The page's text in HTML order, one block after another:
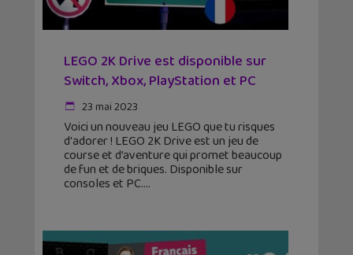
LEGO 2K Drive est disponible sur
Switch, Xbox, PlayStation et PC
23 mai 2023
Voici un nouveau jeu LEGO que tu risques
d'adorer ! LEGO 2K Drive est un jeu de
course et d’aventure qui promet beaucoup
de fun et de briques. Disponible sur
consoles et PC.